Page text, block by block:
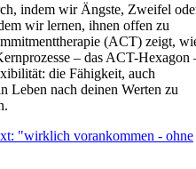
indem wir Ängste, Zweifel
wir lernen, ihnen offen zu
(ACT) zeigt,
– das ACT-Hexagon
die Fähigkeit, auch
Leben nach deinen Werten zu